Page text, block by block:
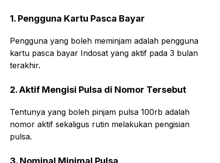
1. Pengguna Kartu Pasca Bayar
Pengguna yang boleh meminjam adalah pengguna
kartu pasca bayar Indosat yang aktif pada 3 bulan
terakhir.
2. Aktif Mengisi Pulsa di Nomor Tersebut
Tentunya yang boleh pinjam pulsa 100rb adalah
nomor aktif sekaligus rutin melakukan pengisian
pulsa.
3. Nominal Minimal Pulsa